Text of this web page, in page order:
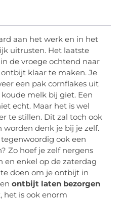
aan het werk en in het
uitrusten. Het laatste
de vroege ochtend naar
klaar te maken. Je
een pak cornflakes uit
melk bij giet. Een
echt. Maar het is wel
te stillen. Dit zal toch ook
denk je bij je zelf.
ook een
Zo hoef je zelf nergens
en enkel op de zaterdag
doen om je ontbijt in
ontbijt laten bezorgen
het is ook enorm